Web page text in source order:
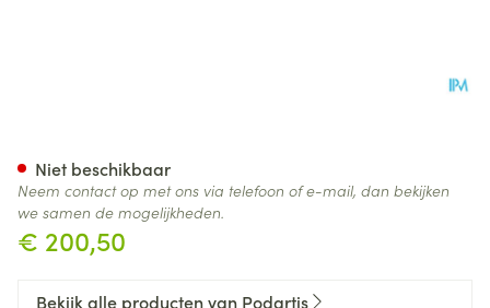
€ 200,50
Niet beschikbaar
Neem contact op met ons via telefoon of e-mail, dan bekijken
we samen de mogelijkheden.
Bekijk alle producten van Podartis